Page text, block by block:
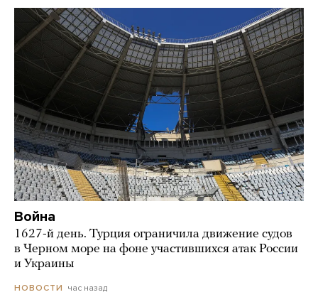
Война
1627-й день. Турция ограничила движение судов
в Черном море на фоне участившихся атак России
и Украины
НОВОСТИ час назад